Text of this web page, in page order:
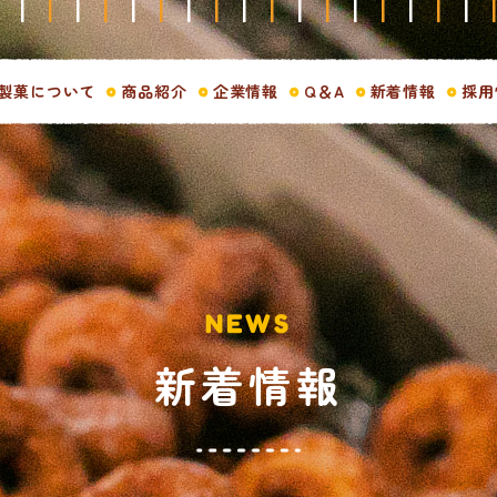
菓について 商品紹介 企業情報 Q＆A 新着情報 採
NEWS
新着情報